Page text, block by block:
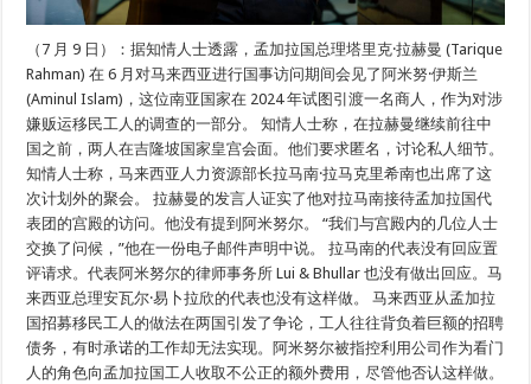
（7 月 9 日）：据知情人士透露，孟加拉国总理塔里克·拉赫曼 (Tarique
Rahman) 在 6 月对马来西亚进行国事访问期间会见了阿米努·伊斯兰
(Aminul Islam)，这位南亚国家在 2024 年试图引渡一名商人，作为对涉
嫌贩运移民工人的调查的一部分。 知情人士称，在拉赫曼继续前往中
国之前，两人在吉隆坡国家皇宫会面。他们要求匿名，讨论私人细节。
知情人士称，马来西亚人力资源部长拉马南·拉马克里希南也出席了这
次计划外的聚会。 拉赫曼的发言人证实了他对拉马南接待孟加拉国代
表团的宫殿的访问。他没有提到阿米努尔。 “我们与宫殿内的几位人士
交换了问候，”他在一份电子邮件声明中说。 拉马南的代表没有回应置
评请求。代表阿米努尔的律师事务所 Lui & Bhullar 也没有做出回应。马
来西亚总理安瓦尔·易卜拉欣的代表也没有这样做。 马来西亚从孟加拉
国招募移民工人的做法在两国引发了争论，工人往往背负着巨额的招聘
债务，有时承诺的工作却无法实现。阿米努尔被指控利用公司作为看门
人的角色向孟加拉国工人收取不公正的额外费用，尽管他否认这样做。